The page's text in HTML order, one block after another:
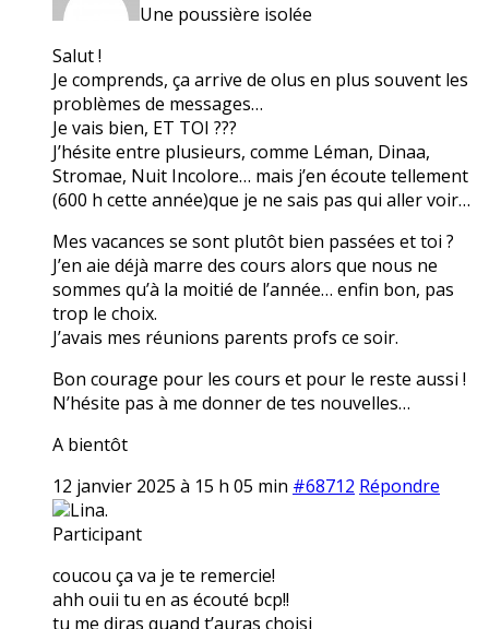
Une poussière isolée
Salut !
Je comprends, ça arrive de olus en plus souvent les
problèmes de messages…
Je vais bien, ET TOI ???
J’hésite entre plusieurs, comme Léman, Dinaa,
Stromae, Nuit Incolore… mais j’en écoute tellement
(600 h cette année)que je ne sais pas qui aller voir…
Mes vacances se sont plutôt bien passées et toi ?
J’en aie déjà marre des cours alors que nous ne
sommes qu’à la moitié de l’année… enfin bon, pas
trop le choix.
J’avais mes réunions parents profs ce soir.
Bon courage pour les cours et pour le reste aussi !
N’hésite pas à me donner de tes nouvelles…
A bientôt
12 janvier 2025 à 15 h 05 min #68712 Répondre
Lina.
Participant
coucou ça va je te remercie!
ahh ouii tu en as écouté bcp!!
tu me diras quand t’auras choisi